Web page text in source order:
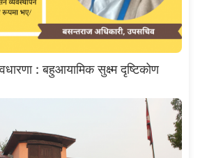
: बहुआयामिक सुक्ष्म दृष्टिकोण